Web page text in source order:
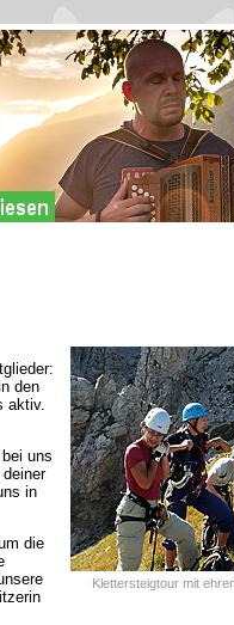
Klettersteigtour mit
den
aktiv.
uns
in
die